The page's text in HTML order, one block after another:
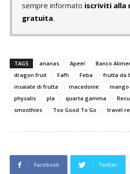
sempre informato iscriviti alla
gratuita.
TAGS ananas Apeel Banco
dragon fruit
Fafh Feba frutta da
insalate di frutta
macedonie mango
physalis
pla quarta gamma
smoothies
Too Good To Go travel
Facebook Twitter